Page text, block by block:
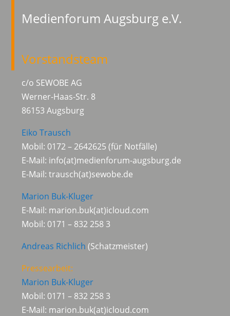
Medienforum Augsburg e.V.
Vorstandsteam
c/o SEWOBE AG
Werner-Haas-Str. 8
86153 Augsburg
Eiko Trausch
Mobil: 0172 – 2642625 (für Notfälle)
E-Mail: info(at)medienforum-augsburg.de
E-Mail: trausch(at)sewobe.de
Marion Buk-Kluger
E-Mail: marion.buk(at)icloud.com
Mobil: 0171 – 832 258 3
Andreas Richlich (Schatzmeister)
Pressearbeit:
Marion Buk-Kluger
Mobil: 0171 – 832 258 3
E-Mail: marion.buk(at)icloud.com